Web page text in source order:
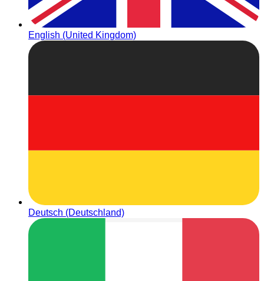
English (United Kingdom)
Deutsch (Deutschland)